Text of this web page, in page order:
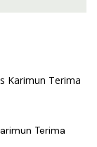
Terima